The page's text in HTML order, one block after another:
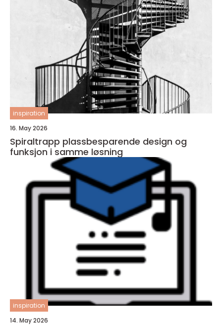
inspiration
16. May 2026
Spiraltrapp plassbesparende design og
funksjon i samme løsning
inspiration
14. May 2026